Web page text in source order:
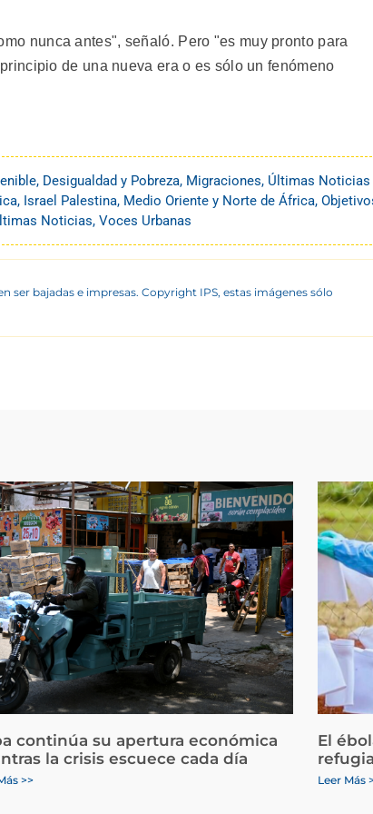
nunca antes", señaló. Pero "es muy pronto para
de una nueva era o es sólo un fenómeno
, Desigualdad y Pobreza, Migraciones, Últimas Noticias
, Israel Palestina, Medio Oriente y Norte de África,
Noticias, Voces Urbanas
ser bajadas e impresas. Copyright IPS, estas imágenes sólo
continúa su apertura económica
la crisis escuece cada día
>>
El
Leer Más